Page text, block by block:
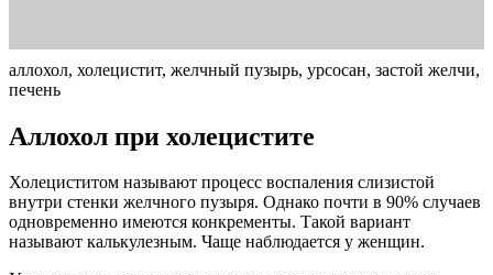
аллохол, холецистит, желчный пузырь, урсосан, застой желчи,
печень
Аллохол при холецистите
Холециститом называют процесс воспаления слизистой
внутри стенки желчного пузыря. Однако почти в 90% случаев
одновременно имеются конкременты. Такой вариант
называют калькулезным. Чаще наблюдается у женщин.